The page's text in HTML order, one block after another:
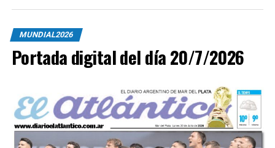
MUNDIAL2026
Portada digital del día 20/7/2026